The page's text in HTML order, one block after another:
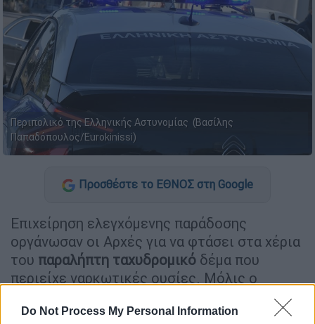
Do Not Process My Personal Information
Περιπολικό της Ελληνικής Αστυνομίας (Βασίλης
Παπαδόπουλος/Eurokinissi)
Προσθέστε το ΕΘΝΟΣ στη Google
Επιχείρηση ελεγχόμενης παράδοσης
οργάνωσαν οι Αρχές για να φτάσει στα χέρια
του παραλήπτη ταχυδρομικό δέμα που
περιείχε ναρκωτικές ουσίες. Μόλις ο
το παρέλαβε, συνελήφθη από
αστυνομικούς, ενώ εντοπίστηκαν και άλλες